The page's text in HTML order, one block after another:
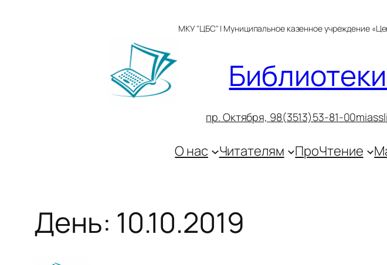
МКУ "ЦБС" | Муниципальное казенное учреждение
пр. Октября, 98(3513)53-81-00
О нас Читателям ПроЧтение
День: 10.10.2019